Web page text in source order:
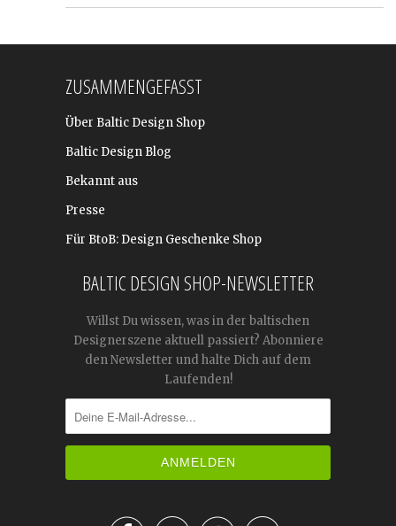
ZUSAMMENGEFASST
Über Baltic Design Shop
Baltic Design Blog
Bekannt aus
Presse
Für BtoB: Design Geschenke Shop
BALTIC DESIGN SHOP-NEWSLETTER
Willst Du wissen, was in der baltischen
Designerszene aktuell passiert? Abonniere
den Newsletter und halte Dich auf dem
Laufenden!